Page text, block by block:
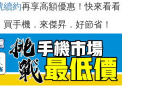
續約再享高額優惠！快來看看
買手機．來傑昇．好節省！